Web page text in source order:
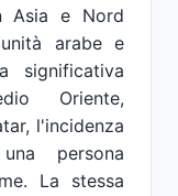
Asia e Nord
arabe e
significativa
Oriente,
l'incidenza
persona
La stessa